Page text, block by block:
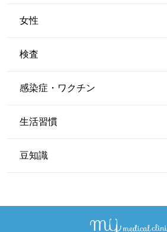
女性
検査
感染症・ワクチン
生活習慣
豆知識